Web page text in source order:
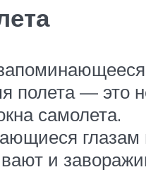
полета — это
самолета.
глазам
и